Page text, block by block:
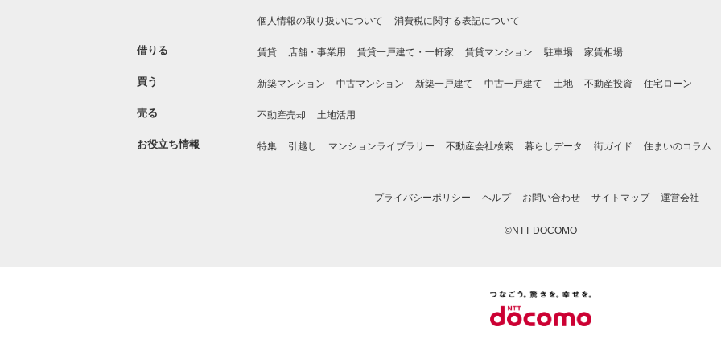
個人情報の取り扱いについて 消費税に関する表記について
借りる 賃貸 店舗・事業用 賃貸一戸建て・一軒家 賃貸マンション 駐車場 家賃相場
買う 新築マンション 中古マンション 新築一戸建て 中古一戸建て 土地 不動産投資 住宅ローン
売る 不動産売却 土地活用
お役立ち情報 特集 引越し マンションライブラリー 不動産会社検索 暮らしデータ 街ガイド 住まいのコラム
プライバシーポリシー ヘルプ お問い合わせ サイトマップ 運営会社
©NTT DOCOMO